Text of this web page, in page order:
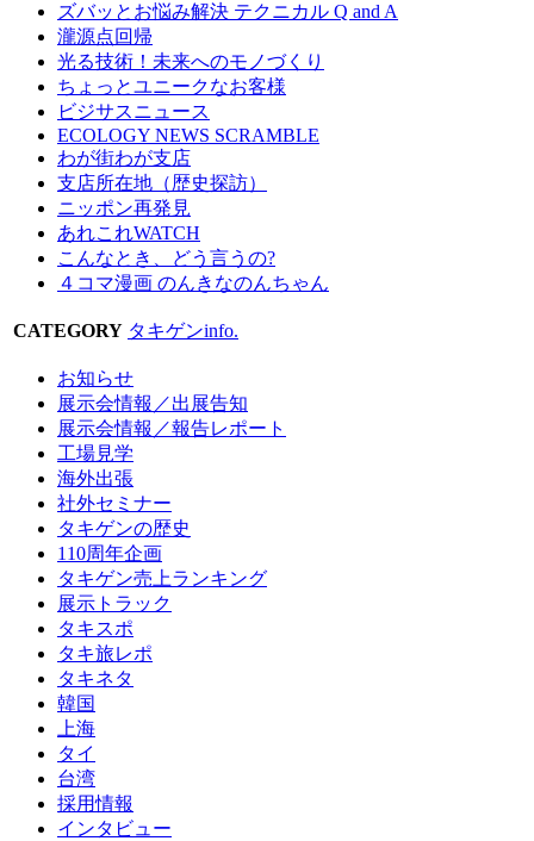
ズバッとお悩み解決 テクニカル Q and A
瀧源点回帰
光る技術！未来へのモノづくり
ちょっとユニークなお客様
ビジサスニュース
ECOLOGY NEWS SCRAMBLE
わが街わが支店
支店所在地（歴史探訪）
ニッポン再発見
あれこれWATCH
こんなとき、どう言うの?
４コマ漫画 のんきなのんちゃん
CATEGORY タキゲンinfo.
お知らせ
展示会情報／出展告知
展示会情報／報告レポート
工場見学
海外出張
社外セミナー
タキゲンの歴史
110周年企画
タキゲン売上ランキング
展示トラック
タキスポ
タキ旅レポ
タキネタ
韓国
上海
タイ
台湾
採用情報
インタビュー